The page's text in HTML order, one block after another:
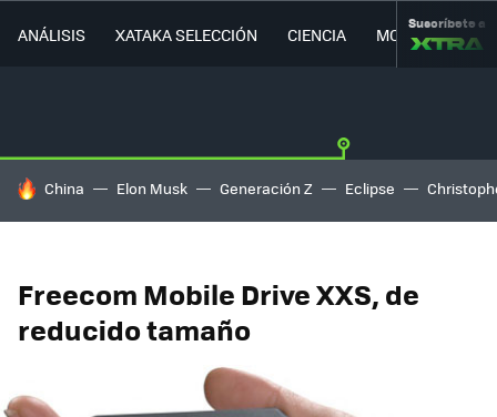
ANÁLISIS XATAKA SELECCIÓN CIENCIA MOVILIDAD
Suscríbete a
HOY SE HABLA DE
China Elon Musk Generación Z Eclipse
Freecom Mobile Drive XXS, de
reducido tamaño